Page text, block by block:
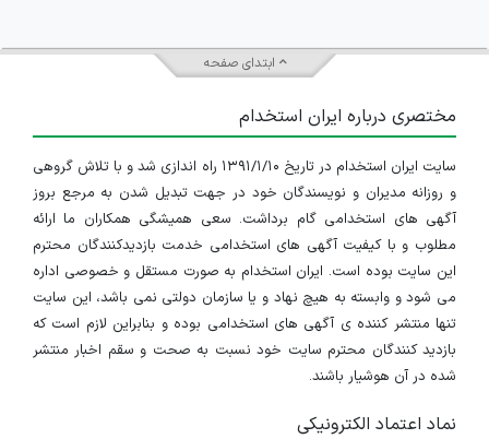
ابتدای صفحه
مختصری درباره ایران استخدام
سایت ایران استخدام در تاریخ ۱۳۹۱/۱/۱۰ راه اندازی شد و با تلاش گروهی
و روزانه مدیران و نویسندگان خود در جهت تبدیل شدن به مرجع بروز
آگهی های استخدامی گام برداشت. سعی همیشگی همکاران ما ارائه
مطلوب و با کیفیت آگهی های استخدامی خدمت بازدیدکنندگان محترم
این سایت بوده است. ایران استخدام به صورت مستقل و خصوصی اداره
می شود و وابسته به هیچ نهاد و یا سازمان دولتی نمی باشد، این سایت
تنها منتشر کننده ی آگهی های استخدامی بوده و بنابراین لازم است که
بازدید کنندگان محترم سایت خود نسبت به صحت و سقم اخبار منتشر
شده در آن هوشیار باشند.
نماد اعتماد الکترونیکی